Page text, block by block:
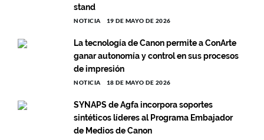
stand
NOTICIA 19 DE MAYO DE 2026
La tecnología de Canon permite a ConArte
ganar autonomía y control en sus procesos
de impresión
NOTICIA 18 DE MAYO DE 2026
SYNAPS de Agfa incorpora soportes
sintéticos líderes al Programa Embajador
de Medios de Canon